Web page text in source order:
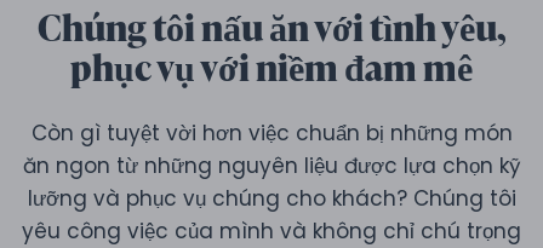
Chúng tôi nấu ăn với tình yêu,
phục vụ với niềm đam mê
Còn gì tuyệt vời hơn việc chuẩn bị những món
ăn ngon từ những nguyên liệu được lựa chọn kỹ
lưỡng và phục vụ chúng cho khách? Chúng tôi
yêu công việc của mình và không chỉ chú trọng